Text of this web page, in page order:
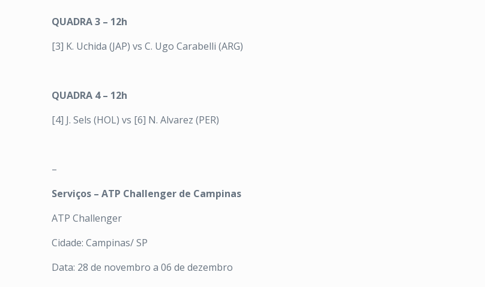
QUADRA 3 – 12h
[3] K. Uchida (JAP) vs C. Ugo Carabelli (ARG)
QUADRA 4 – 12h
[4] J. Sels (HOL) vs [6] N. Alvarez (PER)
–
Serviços – ATP Challenger de Campinas
ATP Challenger
Cidade: Campinas/ SP
Data: 28 de novembro a 06 de dezembro